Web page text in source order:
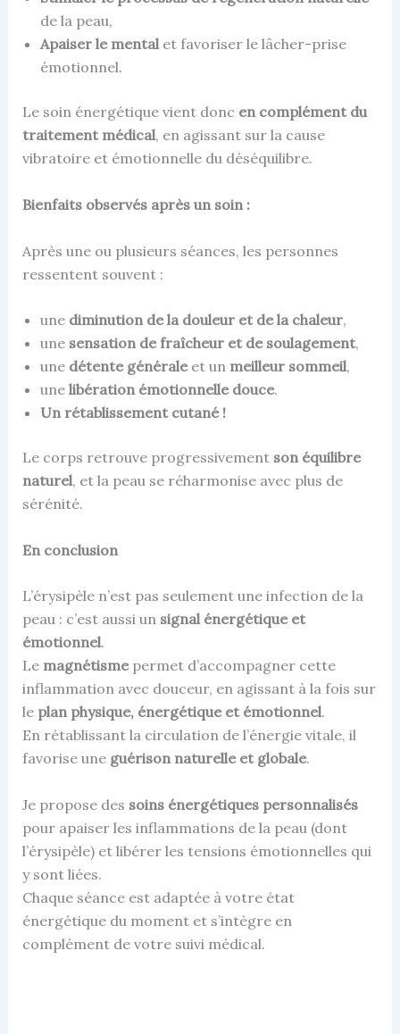
de la peau,
Apaiser le mentalet favoriser le lâcher-prise
émotionnel.
Le soin énergétique vient donc en complément du
traitement médical, en agissant sur la cause
vibratoire et émotionnelle du déséquilibre.
Bienfaits observés après un soin :
Après une ou plusieurs séances, les personnes
ressentent souvent :
une diminution de la douleur et de la chaleur,
une sensation de fraîcheur et de soulagement,
une détente généraleet un meilleur sommeil,
une libération émotionnelle douce.
Un rétablissement cutané !
Le corps retrouve progressivement son équilibre
naturel, et la peau se réharmonise avec plus de
sérénité.
En conclusion
L’érysipèle n’est pas seulement une infection de la
peau : c’est aussi un signal énergétique et
émotionnel.
Le magnétismepermet d’accompagner cette
inflammation avec douceur, en agissant à la fois sur
le plan physique, énergétique et émotionnel.
En rétablissant la circulation de l’énergie vitale, il
favorise une guérison naturelle et globale.
Je propose des soins énergétiques personnalisés
pour apaiser les inflammations de la peau (dont
l’érysipèle) et libérer les tensions émotionnelles qui
y sont liées.
Chaque séance est adaptée à votre état
énergétique du moment et s’intègre en
complément de votre suivi médical.